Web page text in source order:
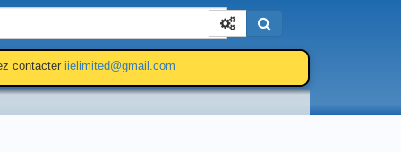
Cherchez
contacter iielimited@gmail.com